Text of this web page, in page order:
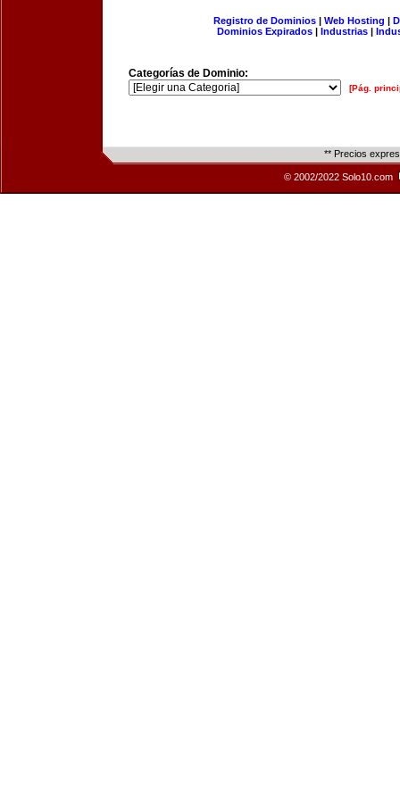
Registro de Dominios| Web Hosting |
Dominios Expirados | Industrias |
Categorías de Dominio:
[Pág.
** Precios
© 2002/2022 Solo10.com